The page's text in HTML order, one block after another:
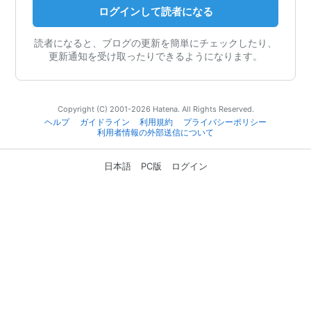
ログインして読者になる
読者になると、ブログの更新を簡単にチェックしたり、
更新通知を受け取ったりできるようになります。
Copyright (C) 2001-2026 Hatena. All Rights Reserved.
ヘルプ
ガイドライン 利用規約
プライバシーポリシー
利用者情報の外部送信について
日本語 PC版 ログイン